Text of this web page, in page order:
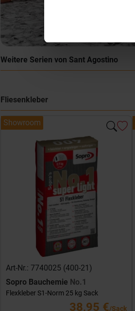
Weitere Serien von Sant Agostino
Fliesenkleber
Showroom
Art-Nr.: 7740025 (400-21)
Sopro Bauchemie No.1
Flexkleber S1-Norm 25 kg Sack
38,95 €/Sack